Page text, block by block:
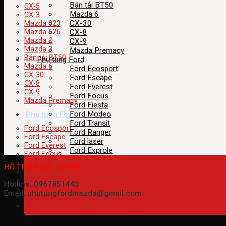
CX-5
CX-3
Mazda 323
Mazda 626
Mazda 2
Mazda 3
Bán tải BT50
Mazda 6
CX-30
CX-8
CX-9
Mazda Premacy
Phụ tùng Ford
Ford Ecosport
Ford Escape
Ford Everest
Ford Focus
Ford Fiesta
Ford Modeo
Ford Transit
Ford Ranger
Ford laser
Bán tải BT50
Mazda 6
CX-30
CX-8
CX-9
Mazda Premacy
Phụ tùng Ford
Ford Ecosport
Ford Escape
Ford Everest
Ford Focus
Ford Fiesta
Ford Modeo
Ford Transit
Ford Ranger
Ford laser
Ford Exprole
HỖ TRỢ TRỰC TUYẾN
Hotline: 0967851443
Email: phutungfordmazda@gmail.com